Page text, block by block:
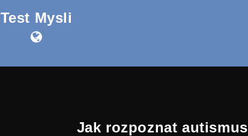
Test Mysli
Jak rozpoznat autismus